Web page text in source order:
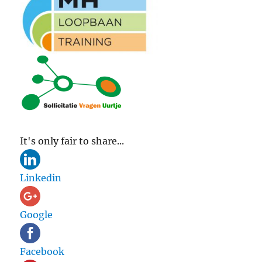
It's only fair to share...
Linkedin
Google
Facebook